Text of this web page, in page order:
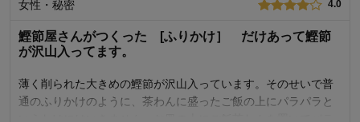
女性・秘密 4.0
鰹節屋さんがつくった [ふりかけ］ だけあって鰹節
が沢山入ってます。
薄く削られた大きめの鰹節が沢山入っています。そのせいで普
通のふりかけのように、茶わんに盛ったご飯の上にパラパラと